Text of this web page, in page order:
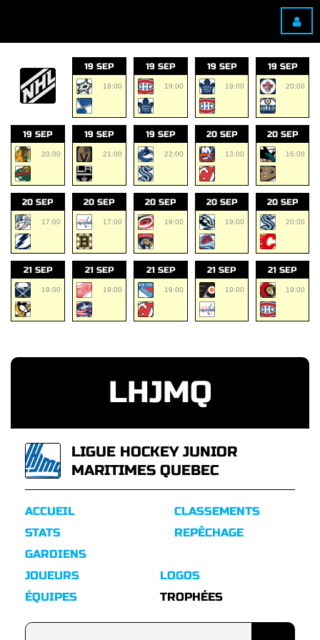
19 SEP
19:00
19 SEP
19:00
19 SEP
19:00
19 SEP
20:00
19 SEP
20:00
19 SEP
21:00
19 SEP
22:00
20 SEP
13:00
20 SEP
16:00
20 SEP
17:00
20 SEP
17:00
20 SEP
19:00
20 SEP
19:00
20 SEP
20:00
21 SEP
19:00
21 SEP
19:00
21 SEP
19:00
21 SEP
19:00
21 SEP
19:00
LHJMQ
LIGUE HOCKEY JUNIOR
MARITIMES QUEBEC
ACCUEIL
STATS
GARDIENS
CLASSEMENTS
REPÊCHAGE
JOUEURS
ÉQUIPES
LOGOS
TROPHÉES